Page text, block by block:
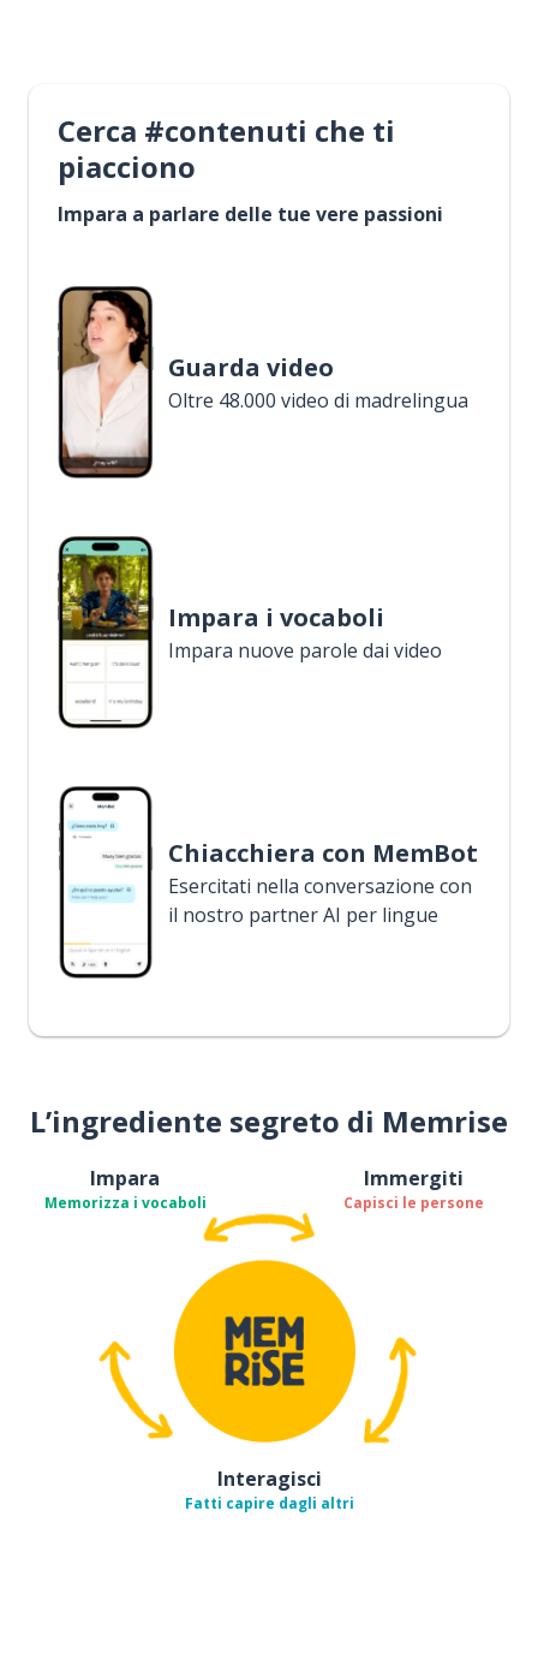
Cerca #contenuti che ti
piacciono
Impara a parlare delle tue vere passioni
Guarda video
Oltre 48.000 video di madrelingua
Impara i vocaboli
Impara nuove parole dai video
Chiacchiera con MemBot
Esercitati nella conversazione con
il nostro partner AI per lingue
L’ingrediente segreto di Memrise
Impara
Memorizza i vocaboli
Immergiti
Capisci le persone
Interagisci
Fatti capire dagli altri